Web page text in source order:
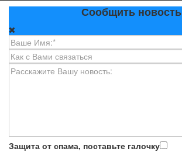
Сообщить новость
Защита от спама, поставьте галочку